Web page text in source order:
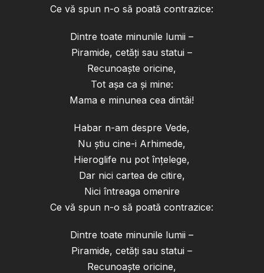
Ce vă spun n-o să poată contrazice:
Dintre toate minunile lumii –
Piramide, cetăţi sau statui –
Recunoaşte oricine,
Tot aşa ca şi mine:
Mama e minunea cea dintâi!
Habar n-am despre Vede,
Nu ştiu cine-i Arhimede,
Hieroglife nu pot înţelege,
Dar nici cartea de citire,
Nici întreaga omenire
Ce vă spun n-o să poată contrazice:
Dintre toate minunile lumii –
Piramide, cetăţi sau statui –
Recunoaşte oricine,